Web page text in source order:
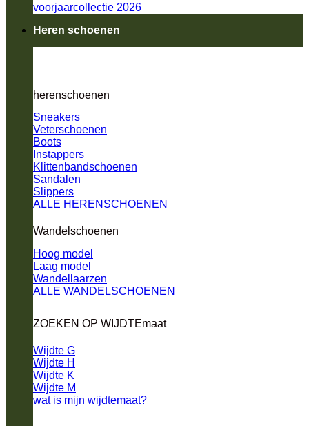
voorjaarcollectie 2026
Heren schoenen
herenschoenen
Sneakers
Veterschoenen
Boots
Instappers
Klittenbandschoenen
Sandalen
Slippers
ALLE HERENSCHOENEN
Wandelschoenen
Hoog model
Laag model
Wandellaarzen
ALLE WANDELSCHOENEN
ZOEKEN OP WIJDTEmaat
Wijdte G
Wijdte H
Wijdte K
Wijdte M
wat is mijn wijdtemaat?